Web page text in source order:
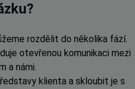
rozdělit do několika fází.
otevřenou komunikaci mezi
a námi.
klienta a skloubit je s